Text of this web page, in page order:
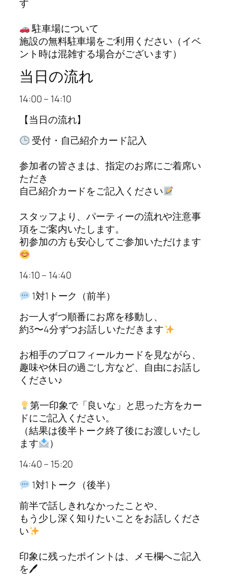
す
駐車場について
施設の無料駐車場をご利用ください（イベ
ント時は混雑する場合がございます）
当日の流れ
14:00 – 14:10
【当日の流れ】
受付・自己紹介カード記入
参加者の皆さまは、指定のお席にご着席い
ただき
自己紹介カードをご記入ください
スタッフより、パーティーの流れや注意事
項をご案内いたします。
初参加の方も安心してご参加いただけます
14:10 – 14:40
1対1トーク（前半）
お一人ずつ順番にお席を移動し、
約3〜4分ずつお話しいただきます
お相手のプロフィールカードを見ながら、
趣味や休日の過ごし方など、自由にお話し
ください♪
第一印象で「良いな」と思った方をカー
ドにご記入ください。
（結果は後半トーク終了後にお渡しいたし
ます
）
14:40 – 15:20
1対1トーク（後半）
前半で話しきれなかったことや、
もう少し深く知りたいことをお話しくださ
い
印象に残ったポイントは、メモ欄へご記入
を🖊